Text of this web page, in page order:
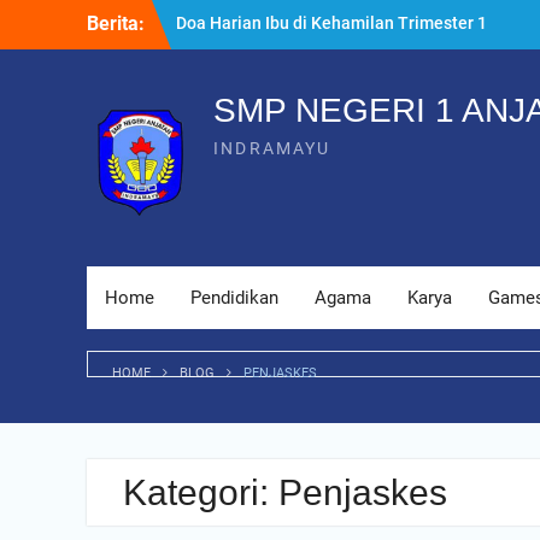
Berita:
Kenapa Raspberry Pi Tutorial Cocok untuk
Masjid Digital
Islam yang Wajib Tahu
Doa Harian Ibu di Kehamilan Trimester 1
yang Dianjurkan
SMP NEGERI 1
INDRAMAYU
Home Pendidikan Agama Karya
HOME BLOG PENJASKES
Kategori: Penjaskes